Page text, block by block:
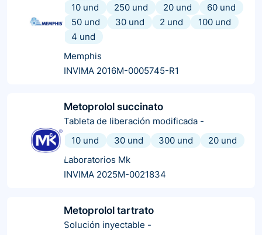
10 und
250 und 20 und
60 und
50 und
30 und 2 und
100 und
4 und
Memphis
INVIMA 2016M-0005745-R1
Metoprolol succinato
Tableta de liberación modificada -
10 und
30 und 300 und
20 und
Laboratorios Mk
INVIMA 2025M-0021834
Metoprolol tartrato
Solución inyectable -